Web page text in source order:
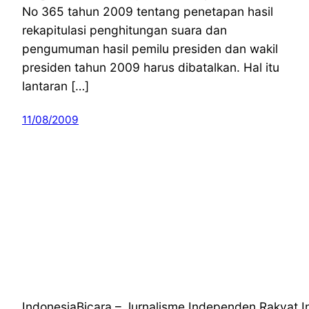
No 365 tahun 2009 tentang penetapan hasil
rekapitulasi penghitungan suara dan
pengumuman hasil pemilu presiden dan wakil
presiden tahun 2009 harus dibatalkan. Hal itu
lantaran […]
11/08/2009